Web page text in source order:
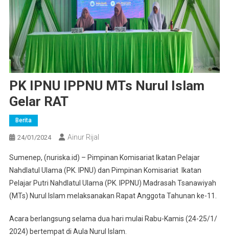
PK IPNU IPPNU MTs Nurul Islam
Gelar RAT
Berita
24/01/2024 Ainur Rijal
Sumenep, (nuriska.id) – Pimpinan Komisariat Ikatan Pelajar
Nahdlatul Ulama (PK. IPNU) dan Pimpinan Komisariat Ikatan
Pelajar Putri Nahdlatul Ulama (PK. IPPNU) Madrasah Tsanawiyah
(MTs) Nurul Islam melaksanakan Rapat Anggota Tahunan ke-11.
Acara berlangsung selama dua hari mulai Rabu-Kamis (24-25/1/
2024) bertempat di Aula Nurul Islam.